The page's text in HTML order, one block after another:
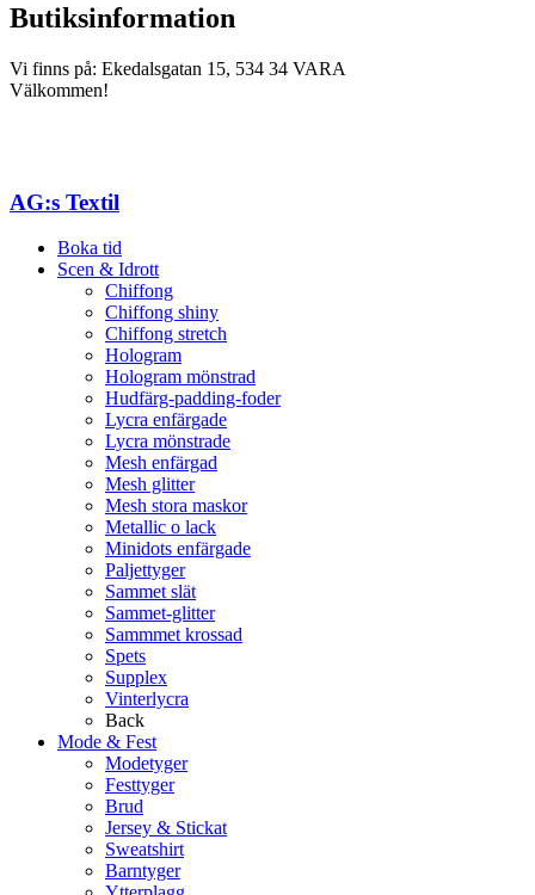
Butiksinformation
Vi finns på: Ekedalsgatan 15, 534 34 VARA
Välkommen!
AG:s Textil
Boka tid
Scen & Idrott
Chiffong
Chiffong shiny
Chiffong stretch
Hologram
Hologram mönstrad
Hudfärg-padding-foder
Lycra enfärgade
Lycra mönstrade
Mesh enfärgad
Mesh glitter
Mesh stora maskor
Metallic o lack
Minidots enfärgade
Paljettyger
Sammet slät
Sammet-glitter
Sammmet krossad
Spets
Supplex
Vinterlycra
Back
Mode & Fest
Modetyger
Festtyger
Brud
Jersey & Stickat
Sweatshirt
Barntyger